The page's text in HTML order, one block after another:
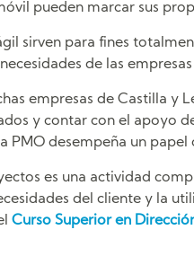
pueden marcar sus
sirven para fines
de las
empresas de Castilla
y contar con el apoyo
PMO desempeña un papel
es una actividad
del cliente y la
Curso Superior en